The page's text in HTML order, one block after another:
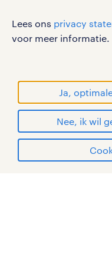
Lees ons privacy
voor meer informatie.
Ja,
Nee, ik wil
RANDSTAD, HUMAN
WORLD OF WORK